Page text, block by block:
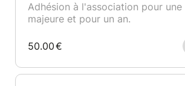
Adhésion à l'association pour une
majeure et pour un an.
50.00€